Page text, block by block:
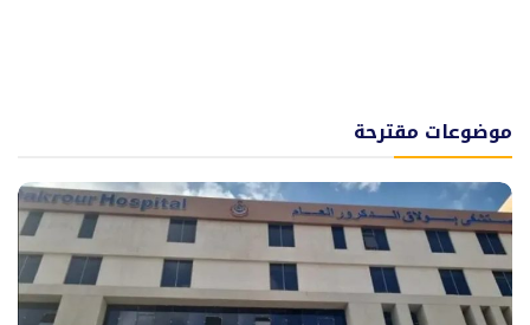
موضوعات مقترحة